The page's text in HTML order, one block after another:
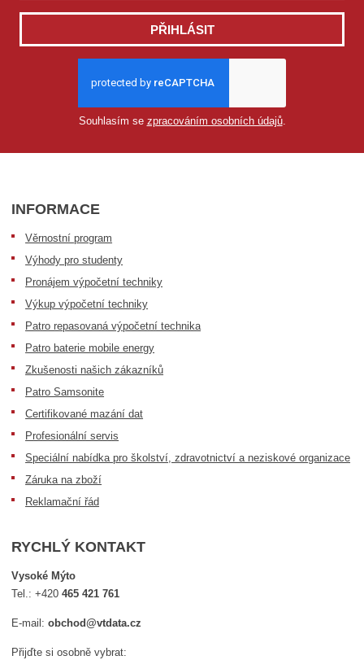
PŘIHLÁSIT
Souhlasím se zpracováním osobních údajů.
INFORMACE
Věrnostní program
Výhody pro studenty
Pronájem výpočetní techniky
Výkup výpočetní techniky
Patro repasovaná výpočetní technika
Patro baterie mobile energy
Zkušenosti našich zákazníků
Patro Samsonite
Certifikované mazání dat
Profesionální servis
Speciální nabídka pro školství, zdravotnictví a neziskové organizace
Záruka na zboží
Reklamační řád
RYCHLÝ KONTAKT
Vysoké Mýto
Tel.:+420465 421 761
E-mail:obchod@vtdata.cz
Přijďte si osobně vybrat: